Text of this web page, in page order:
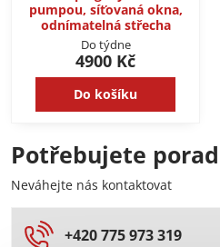
pumpou, síťovaná okna,
odnímatelná střecha
Do týdne
4900 Kč
Do košíku
Potřebujete
Neváhejte nás kontaktovat
+420 775 973 319